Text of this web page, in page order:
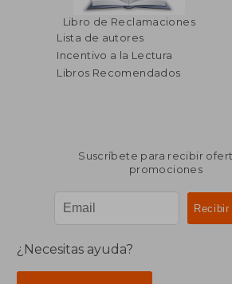
Libro de Reclamaciones
Lista de autores
Incentivo a la Lectura
Libros Recomendados
Suscríbete para recibir
promociones
¿Necesitas ayuda?